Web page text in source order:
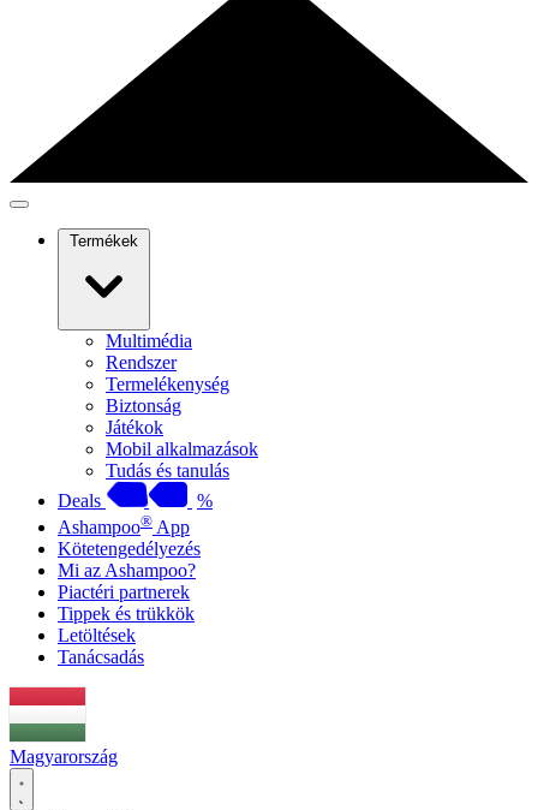
Termékek
Multimédia
Rendszer
Termelékenység
Biztonság
Játékok
Mobil alkalmazások
Tudás és tanulás
Deals
%
Ashampoo® App
Kötetengedélyezés
Mi az Ashampoo?
Piactéri partnerek
Tippek és trükkök
Letöltések
Tanácsadás
Magyarország